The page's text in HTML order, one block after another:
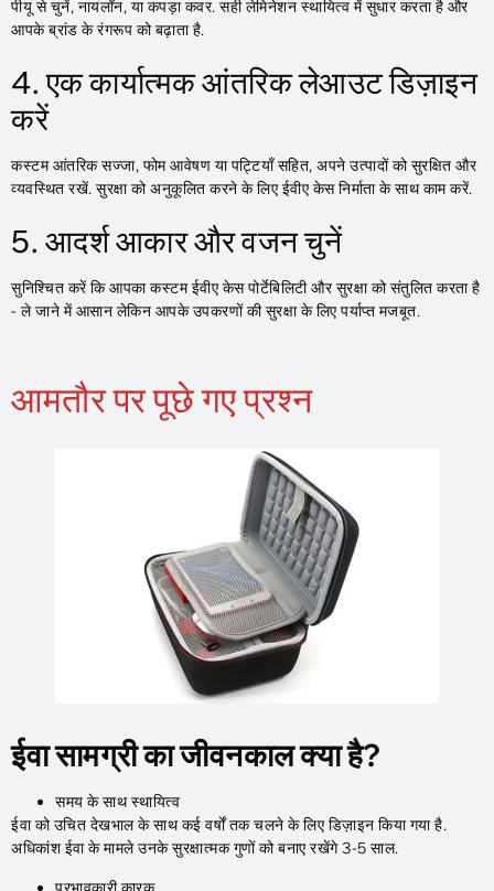
पीयू से चुनें, नायलॉन, या कपड़ा कवर. सही लेमिनेशन स्थायित्व में सुधार करता है और
आपके ब्रांड के रंगरूप को बढ़ाता है.
4. एक कार्यात्मक आंतरिक लेआउट डिज़ाइन
करें
कस्टम आंतरिक सज्जा, फोम आवेषण या पट्टियाँ सहित, अपने उत्पादों को सुरक्षित और
व्यवस्थित रखें. सुरक्षा को अनुकूलित करने के लिए ईवीए केस निर्माता के साथ काम करें.
5. आदर्श आकार और वजन चुनें
सुनिश्चित करें कि आपका कस्टम ईवीए केस पोर्टेबिलिटी और सुरक्षा को संतुलित करता है
- ले जाने में आसान लेकिन आपके उपकरणों की सुरक्षा के लिए पर्याप्त मजबूत.
आमतौर पर पूछे गए प्रश्न
ईवा सामग्री का जीवनकाल क्या है?
समय के साथ स्थायित्व
ईवा को उचित देखभाल के साथ कई वर्षों तक चलने के लिए डिज़ाइन किया गया है.
अधिकांश ईवा के मामले उनके सुरक्षात्मक गुणों को बनाए रखेंगे 3-5 साल.